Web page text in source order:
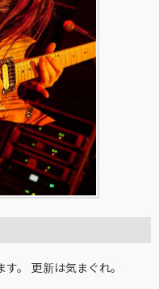
。 更新は気まぐれ。